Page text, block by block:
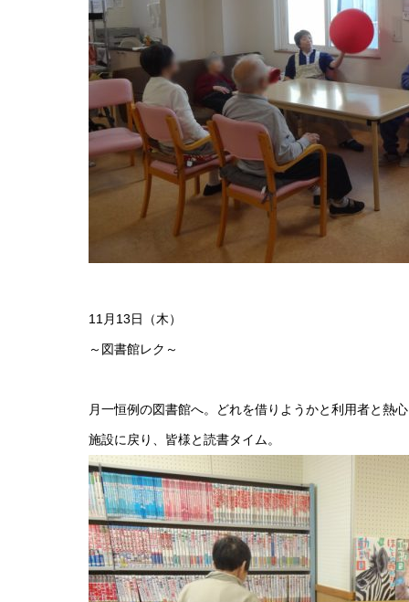
11月13日（木）
～図書館レク～
月一恒例の図書館へ。どれを借りようかと利用者と熱
施設に戻り、皆様と読書タイム。